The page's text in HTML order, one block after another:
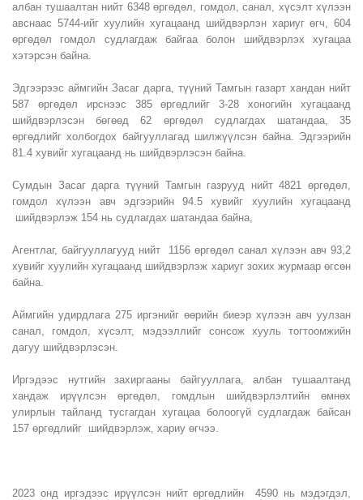
албан тушаалтан нийт 6348 өргөдөл, гомдол, санал, хүсэлт хүлээн
авснаас 5744-ийг хуулийн хугацаанд шийдвэрлэн хариуг өгч, 604
өргөдөл гомдол судлагдаж байгаа болон шийдвэрлэх хугацаа
хэтэрсэн байна.
Эдгээрээс аймгийн Засаг дарга, түүний Тамгын газарт хандан нийт
587 өргөдөл ирснээс 385 өргөдлийг 3-28 хоногийн хугацаанд
шийдвэрлэсэн бөгөөд 62 өргөдөл судлагдах шатандаа, 35
өргөдлийг холбогдох байгууллагад шилжүүлсэн байна. Эдгээрийн
81.4 хувийг хугацаанд нь шийдвэрлэсэн байна.
Сумдын Засаг дарга түүний Тамгын газрууд нийт 4821 өргөдөл,
гомдол хүлээн авч эдгээрийн 94.5 хувийг хуулийн хугацаанд
шийдвэрлэж 154 нь судлагдах шатандаа байна,
Агентлаг, байгууллагууд нийт 1156 өргөдөл санал хүлээн авч 93,2
хувийг хуулийн хугацаанд шийдвэрлэж хариуг зохих журмаар өгсөн
байна.
Аймгийн удирдлага 275 иргэнийг өөрийн биеэр хүлээн авч уулзан
санал, гомдол, хүсэлт, мэдээллийг сонсож хууль тогтоомжийн
дагуу шийдвэрлэсэн.
Иргэдээс нутгийн захиргааны байгууллага, албан тушаалтанд
хандаж ирүүлсэн өргөдөл, гомдлын шийдвэрлэлтийн өмнөх
улирлын тайланд тусгагдан хугацаа болоогүй судлагдаж байсан
157 өргөдлийг шийдвэрлэж, хариу өгчээ.
2023 онд иргэдээс ирүүлсэн нийт өргөдлийн 4590 нь мэдэгдэл,